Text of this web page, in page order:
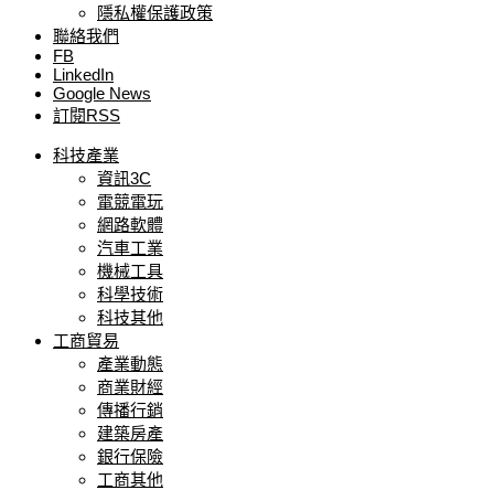
隱私權保護政策
聯絡我們
FB
LinkedIn
Google News
訂閱RSS
科技產業
資訊3C
電競電玩
網路軟體
汽車工業
機械工具
科學技術
科技其他
工商貿易
產業動態
商業財經
傳播行銷
建築房產
銀行保險
工商其他